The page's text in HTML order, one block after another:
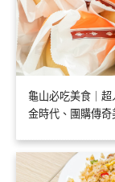
龜山必吃美食｜
金時代、團購傳奇